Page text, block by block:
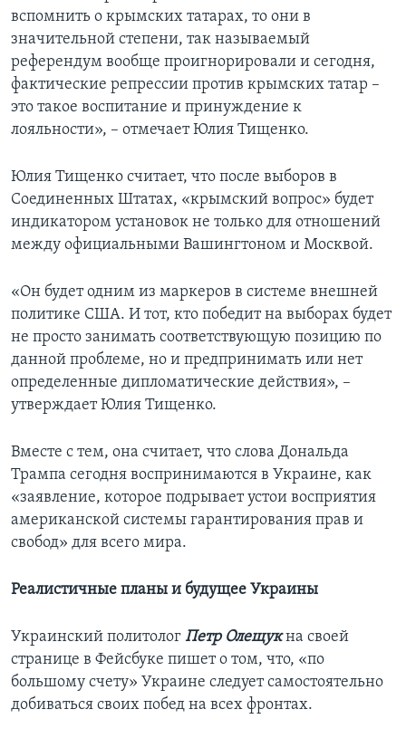
вспомнить о крымских татарах, то они в
значительной степени, так называемый
референдум вообще проигнорировали и сегодня,
фактические репрессии против крымских татар –
это такое воспитание и принуждение к
лояльности», – отмечает Юлия Тищенко.
Юлия Тищенко считает, что после выборов в
Соединенных Штатах, «крымский вопрос» будет
индикатором установок не только для отношений
между официальными Вашингтоном и Москвой.
«Он будет одним из маркеров в системе внешней
политике США. И тот, кто победит на выборах будет
не просто занимать соответствующую позицию по
данной проблеме, но и предпринимать или нет
определенные дипломатические действия», –
утверждает Юлия Тищенко.
Вместе с тем, она считает, что слова Дональда
Трампа сегодня воспринимаются в Украине, как
«заявление, которое подрывает устои восприятия
американской системы гарантирования прав и
свобод» для всего мира.
Реалистичные планы и будущее Украины
Украинский политолог Петр Олещукна своей
странице в Фейсбуке пишет о том, что, «по
большому счету» Украине следует самостоятельно
добиваться своих побед на всех фронтах.